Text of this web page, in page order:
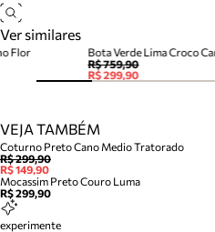
Ver similares
Bota Verde Lima Croco
R$ 759,90
R$ 299,90
Flor
VEJA TAMBÉM
Coturno Preto Cano Medio Tratorado
R$ 299,90
R$ 149,90
Mocassim Preto Couro Luma
R$ 299,90
experimente